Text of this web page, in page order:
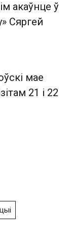
акаўнце ў
Сяргей
мае
21 і 22